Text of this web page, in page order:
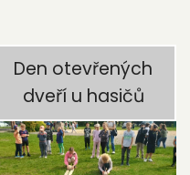
Den otevřených
dveří u hasičů